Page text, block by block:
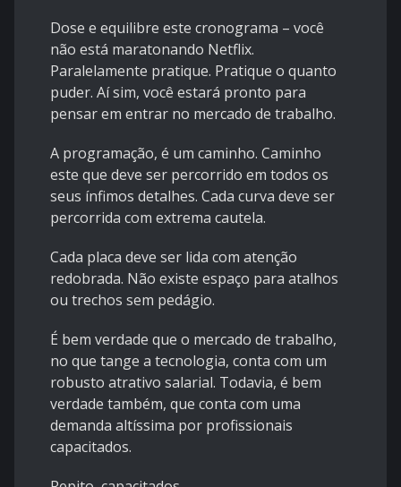
Dose e equilibre este cronograma – você
não está maratonando Netflix.
Paralelamente pratique. Pratique o quanto
puder. Aí sim, você estará pronto para
pensar em entrar no mercado de trabalho.
A programação, é um caminho. Caminho
este que deve ser percorrido em todos os
seus ínfimos detalhes. Cada curva deve ser
percorrida com extrema cautela.
Cada placa deve ser lida com atenção
redobrada. Não existe espaço para atalhos
ou trechos sem pedágio.
É bem verdade que o mercado de trabalho,
no que tange a tecnologia, conta com um
robusto atrativo salarial. Todavia, é bem
verdade também, que conta com uma
demanda altíssima por profissionais
capacitados.